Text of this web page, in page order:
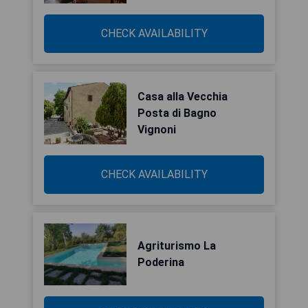
CHECK AVAILABILITY
Casa alla Vecchia
Posta di Bagno
Vignoni
CHECK AVAILABILITY
Agriturismo La
Poderina